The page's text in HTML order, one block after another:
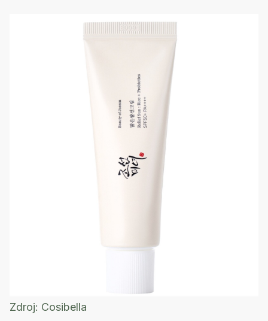
Zdroj: Cosibella